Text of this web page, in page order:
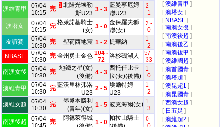
澳維青甲
07/04
10:15
完
1 北陽光埃勒
斯U23
3 - 3
藍曼寧厄姆
聯U23
2 -
1
澳塔女
07/04
10:15
完
格萊諾基騎士
(女)
3 - 0
金保羅夫獅
聯(女)
2 -
0
友誼賽
07/04
10:30
完 聖荷西地震 1 - 2 提華納
1 -
2
NBASL
07/04
10:30
完 金州勇士金色 104 -
72
洛杉磯湖人
57 -
33
南澳女後
07/04
10:30
完
地鐵之星(女)
(後備)
4 - 3
西托任比卡
拉(女)(後備)
1 -
0
澳維青甲
07/04
10:30 完 藍沃里林弗洛
U23
2 - 5 埃爾特姆
U23
1 -
2
澳維女超
07/04
10:30
完
墨爾本勝利
(青年)(女)
1 - 5 波克海爾(女) 1 -
3
南澳後超
07/04
10:45
完
阿德萊得城
1 - 0
帕拉山騎士
0 -
0
[澳維青甲 ]
[澳塔女 ]
[NBASL ]
[南澳女後 ]
[南澳後超 ]
[南澳後乙 ]
[南澳後甲 ]
[澳維國超 ]
[澳首國青 ]
[澳塔超 ]
[澳昆超1 ]
[澳昆國青 ]
[西澳女超 ]
[日五足 ]
[澳維超2 ]